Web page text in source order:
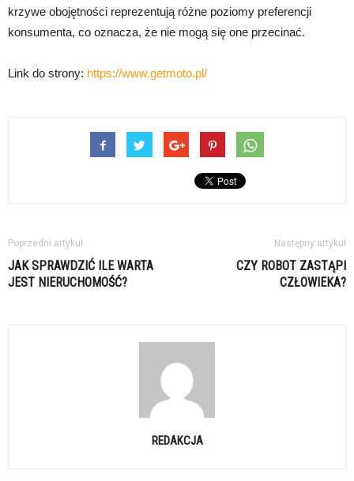
krzywe obojętności reprezentują różne poziomy preferencji
konsumenta, co oznacza, że nie mogą się one przecinać.
Link do strony: https://www.getmoto.pl/
Poprzedni artykuł
JAK SPRAWDZIĆ ILE WARTA
JEST NIERUCHOMOŚĆ?
Następny artykuł
CZY ROBOT ZASTĄPI
CZŁOWIEKA?
REDAKCJA